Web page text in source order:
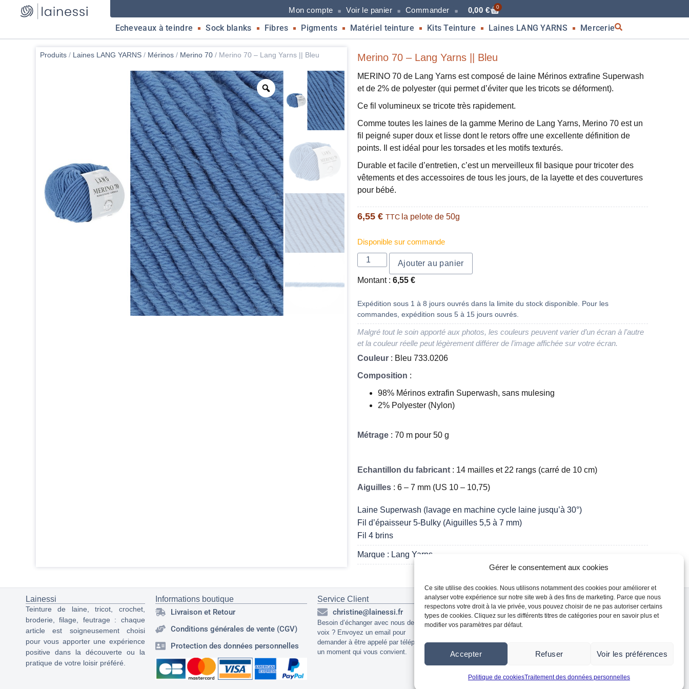
Gérer le consentement aux cookies
Ce site utilise des cookies. Nous utilisons notamment des cookies pour améliorer et
analyser votre expérience sur notre site web à des fins de marketing. Parce que nous
respectons votre droit à la vie privée, vous pouvez choisir de ne pas autoriser certains
types de cookies. Cliquez sur les différents titres de catégories pour en savoir plus et
modifier vos paramètres par défaut.
Accepter Refuser Voir les préférences
Politique de cookiesTraitement des données personnelles
Mon compte Voir le panier Commander 0,00 € 0
Echeveaux à teindre Sock blanks Fibres Pigments Matériel teinture Kits Teinture Laines LANG YARNS Mercerie
Produits / Laines LANG YARNS / Mérinos / Merino 70 / Merino 70 – Lang Yarns || Bleu Merino 70 – Lang Yarns || Bleu
MERINO 70 de Lang Yarns est composé de laine Mérinos extrafine Superwash
et de 2% de polyester (qui permet d’éviter que les tricots se déforment).
Ce fil volumineux se tricote très rapidement.
Comme toutes les laines de la gamme Merino de Lang Yarns, Merino 70 est un
fil peigné super doux et lisse dont le retors offre une excellente définition de
points. Il est idéal pour les torsades et les motifs texturés.
Durable et facile d’entretien, c’est un merveilleux fil basique pour tricoter des
vêtements et des accessoires de tous les jours, de la layette et des couvertures
pour bébé.
6,55 € TTC la pelote de 50g
Disponible sur commande
Ajouter au panier
Montant : 6,55 €
Expédition sous 1 à 8 jours ouvrés dans la limite du stock disponible. Pour les
commandes, expédition sous 5 à 15 jours ouvrés.
Malgré tout le soin apporté aux photos, les couleurs peuvent varier d’un écran à l’autre
et la couleur réelle peut légèrement différer de l’image affichée sur votre écran.
Couleur : Bleu 733.0206
Composition :
98% Mérinos extrafin Superwash, sans mulesing
2% Polyester (Nylon)
Métrage : 70 m pour 50 g
Echantillon du fabricant : 14 mailles et 22 rangs (carré de 10 cm)
Aiguilles : 6 – 7 mm (US 10 – 10,75)
Laine Superwash (lavage en machine cycle laine jusqu’à 30°)
Fil d’épaisseur 5-Bulky (Aiguilles 5,5 à 7 mm)
Fil 4 brins
Marque : Lang Yarns
Lainessi
Teinture de laine, tricot, crochet,
broderie, filage, feutrage : chaque
article est soigneusement choisi
pour vous apporter une expérience
positive dans la découverte ou la
pratique de votre loisir préféré.
Informations boutique
Livraison et Retour
Conditions générales de vente (CGV)
Protection des données personnelles
Service Client
christine@lainessi.fr
Besoin d’échanger avec nous de vive
voix ? Envoyez un email pour
demander à être appelé par téléphone à
un moment qui vous convient.
Réseaux sociaux
Instagram
Facebook